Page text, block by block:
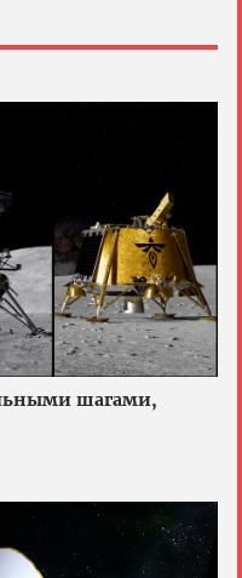
шагами,